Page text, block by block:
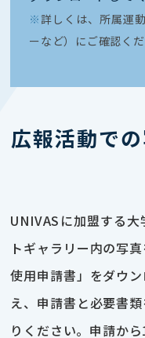
※ 詳しくは、所属運
ーなど）にご確認くだ
広報活動で
UNIVASに加盟する
トギャラリー内の写
使用申請書」をダウ
え、申請書と必要書
りください。申請か